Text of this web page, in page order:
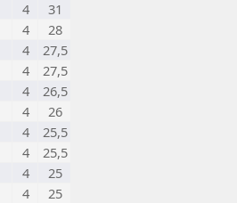
4
31
4
28
4
27,5
4
27,5
4
26,5
4
26
4
25,5
4
25,5
4
25
4
25